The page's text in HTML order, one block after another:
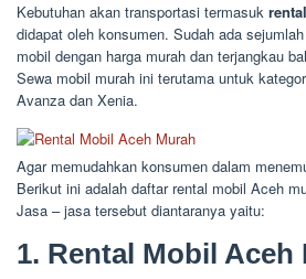
Kebutuhan akan transportasi termasuk
didapat oleh konsumen. Sudah ada
mobil dengan harga murah dan terjangkau
Sewa mobil murah ini terutama untuk
Avanza dan Xenia.
Agar memudahkan konsumen dalam
Berikut ini adalah daftar rental mobil Aceh
Jasa – jasa tersebut diantaranya yaitu:
1. Rental Mobil Aceh